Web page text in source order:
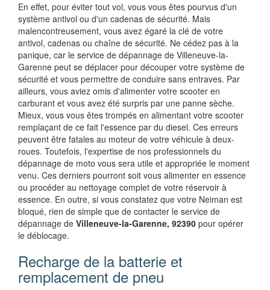
En effet, pour éviter tout vol, vous vous êtes pourvus d'un
système antivol ou d'un cadenas de sécurité. Mais
malencontreusement, vous avez égaré la clé de votre
antivol, cadenas ou chaîne de sécurité. Ne cédez pas à la
panique, car le service de dépannage de Villeneuve-la-
Garenne peut se déplacer pour découper votre système de
sécurité et vous permettre de conduire sans entraves. Par
ailleurs, vous aviez omis d'alimenter votre scooter en
carburant et vous avez été surpris par une panne sèche.
Mieux, vous vous êtes trompés en alimentant votre scooter
remplaçant de ce fait l'essence par du diesel. Ces erreurs
peuvent être fatales au moteur de votre véhicule à deux-
roues. Toutefois, l'expertise de nos professionnels du
dépannage de moto vous sera utile et appropriée le moment
venu. Ces derniers pourront soit vous alimenter en essence
ou procéder au nettoyage complet de votre réservoir à
essence. En outre, si vous constatez que votre Neiman est
bloqué, rien de simple que de contacter le service de
dépannage de Villeneuve-la-Garenne, 92390 pour opérer
le déblocage.
Recharge de la batterie et
remplacement de pneu